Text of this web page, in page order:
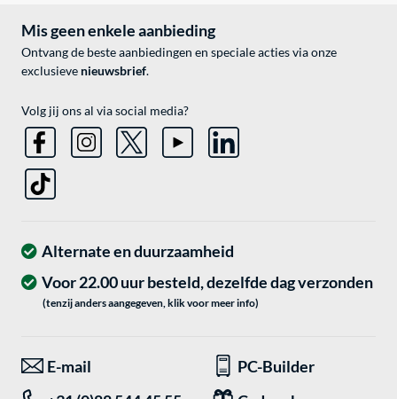
Mis geen enkele aanbieding
Ontvang de beste aanbiedingen en speciale acties via onze
exclusieve nieuwsbrief.
Volg jij ons al via social media?
Alternate en duurzaamheid
Voor 22.00 uur besteld, dezelfde dag verzonden
(tenzij anders aangegeven, klik voor meer info)
E-mail
PC-Builder